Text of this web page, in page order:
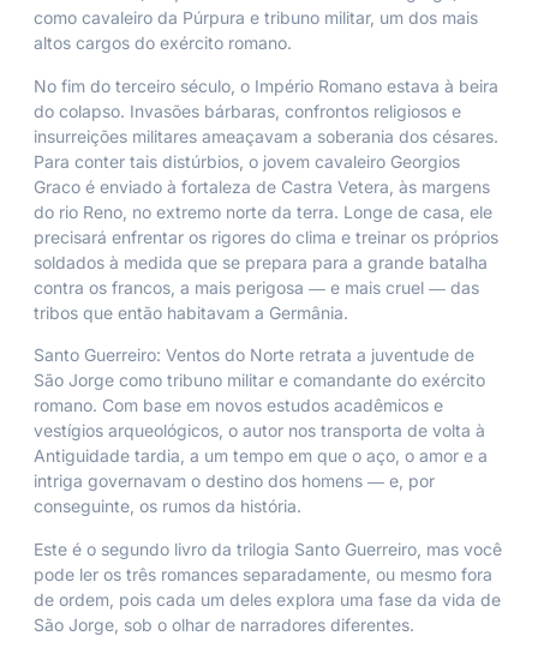
como cavaleiro da Púrpura e tribuno militar, um dos mais
altos cargos do exército romano.
No fim do terceiro século, o Império Romano estava à beira
do colapso. Invasões bárbaras, confrontos religiosos e
insurreições militares ameaçavam a soberania dos césares.
Para conter tais distúrbios, o jovem cavaleiro Georgios
Graco é enviado à fortaleza de Castra Vetera, às margens
do rio Reno, no extremo norte da terra. Longe de casa, ele
precisará enfrentar os rigores do clima e treinar os próprios
soldados à medida que se prepara para a grande batalha
contra os francos, a mais perigosa ― e mais cruel ― das
tribos que então habitavam a Germânia.
Santo Guerreiro: Ventos do Norte retrata a juventude de
São Jorge como tribuno militar e comandante do exército
romano. Com base em novos estudos acadêmicos e
vestígios arqueológicos, o autor nos transporta de volta à
Antiguidade tardia, a um tempo em que o aço, o amor e a
intriga governavam o destino dos homens ― e, por
conseguinte, os rumos da história.
Este é o segundo livro da trilogia Santo Guerreiro , mas você
pode ler os três romances separadamente, ou mesmo fora
de ordem, pois cada um deles explora uma fase da vida de
São Jorge, sob o olhar de narradores diferentes.